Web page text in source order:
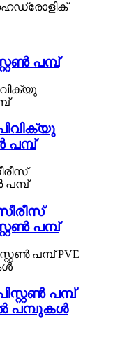
പമ്പ്
പമ്പ്
പമ്പ്
പമ്പ്
പമ്പുകൾ